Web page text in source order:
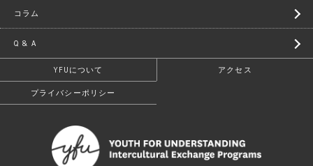
コラム
Q & A
YFUについて アクセス
プライバシーポリシー